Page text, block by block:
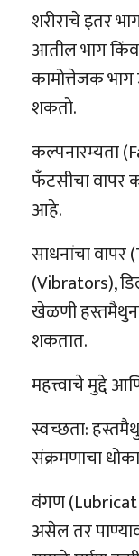
शरीराचे इतर
आतील भाग
कामोत्तेजक
शकतो.
कल्पनारम्यता
फँटसीचा वापर
आहे.
साधनांचा वापर
(Vibrators),
खेळणी
शकतात.
महत्त्वाचे मुद्दे
स्वच्छता:
संक्रमणाचा
वंगण
असेल तर